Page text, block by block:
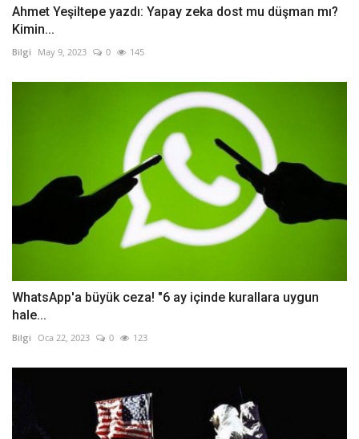
Ahmet Yeşiltepe yazdı: Yapay zeka dost mu düşman mı?
Kimin...
Bilgi May 9, 2023 0 145
WhatsApp'a büyük ceza! "6 ay içinde kurallara uygun
hale...
Bilgi Oca 22, 2023 0 123